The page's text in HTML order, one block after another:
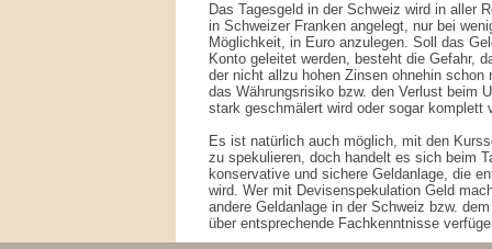
Das Tagesgeld in der Schweiz wird in aller
in Schweizer Franken angelegt, nur bei
Möglichkeit, in Euro anzulegen. Soll das
Konto geleitet werden, besteht die Gefahr,
der nicht allzu hohen Zinsen ohnehin
das Währungsrisiko bzw. den Verlust beim
stark geschmälert wird oder sogar komplett
Es ist natürlich auch möglich, mit den
zu spekulieren, doch handelt es sich beim
konservative und sichere Geldanlage, die
wird. Wer mit Devisenspekulation Geld
andere Geldanlage in der Schweiz bzw.
über entsprechende Fachkenntnisse